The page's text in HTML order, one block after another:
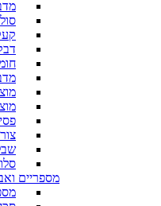
סול
מספריים